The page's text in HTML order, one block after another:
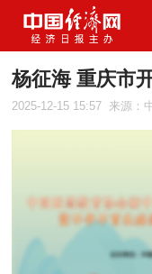
杨征海 重庆市
2025-12-15 15:57 来源：